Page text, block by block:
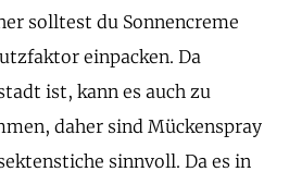
solltest du Sonnencreme
einpacken. Da
ist, kann es auch zu
daher sind Mückenspray
sinnvoll. Da es in